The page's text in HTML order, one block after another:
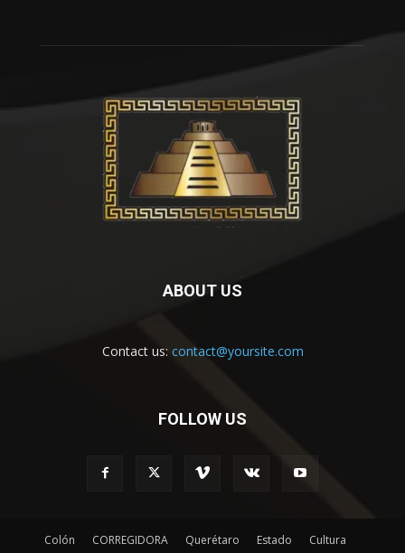
ABOUT US
Contact us: contact@yoursite.com
FOLLOW US
Colón CORREGIDORA Querétaro Estado
Cultura